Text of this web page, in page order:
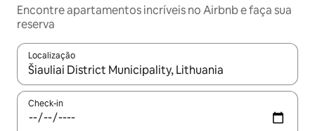
Encontre apartamentos incríveis no Airbnb e faça sua
reserva
Localização
Quando os resultados estiverem disponíveis, explore-os
Check-in